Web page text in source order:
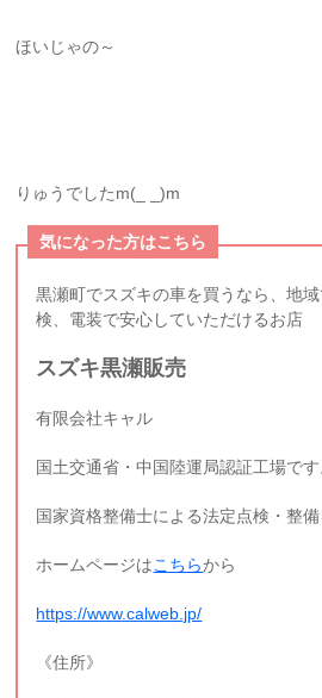
ほいじゃの～
りゅうでしたm(_ _)m
気になった方はこちら
黒瀬町でスズキの車を買うなら、地
検、電装で安心していただけるお店
スズキ黒瀬販売
有限会社キャル
国土交通省・中国陸運局認証工場です
国家資格整備士による法定点検・整備
ホームページはこちらから
https://www.calweb.jp/
《住所》